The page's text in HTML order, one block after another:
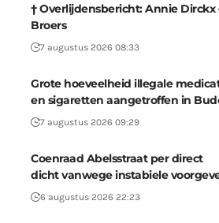
† Overlijdensbericht: Annie Dirckx
Broers
7 augustus 2026 08:33
Grote hoeveelheid illegale
en sigaretten aangetroffen in
7 augustus 2026 09:29
Coenraad Abelsstraat per direct
dicht vanwege instabiele
6 augustus 2026 22:23